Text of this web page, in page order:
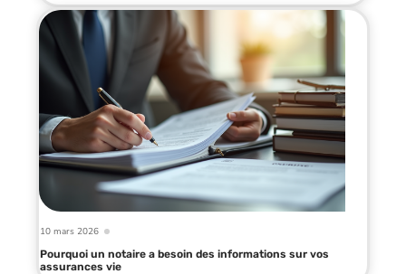
10 mars 2026
Pourquoi un notaire a besoin des informations sur vos
assurances vie